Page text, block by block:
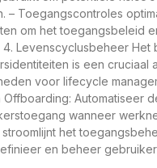
– Toegangscontroles
om het toegangsbeleid
Levenscyclusbeheer Het
is een cruciaal
voor lifecycle
Automatiseer
wanneer
het
en beheer